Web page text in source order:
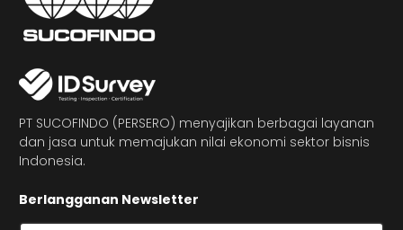
PT SUCOFINDO (PERSERO) menyajikan berbagai layanan
dan jasa untuk memajukan nilai ekonomi sektor bisnis
Indonesia.
Berlangganan Newsletter